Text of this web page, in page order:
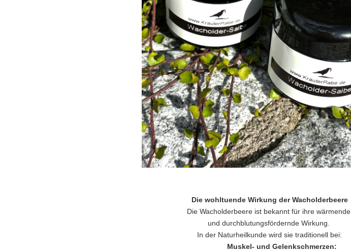
Die wohltuende Wirkung der Wacholderbeere
Die Wacholderbeere ist bekannt für ihre wärmende
und durchblutungsfördernde Wirkung.
In der Naturheilkunde wird sie traditionell bei:
Muskel- und Gelenkschmerzen: